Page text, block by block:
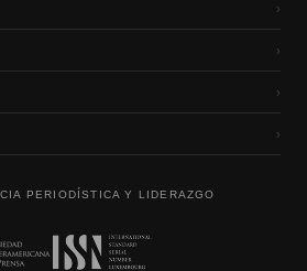
›
›
›
›
PERIODÍSTICA Y LIDERAZGO